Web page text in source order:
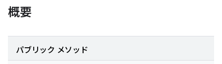
概要
パブリック メソッド